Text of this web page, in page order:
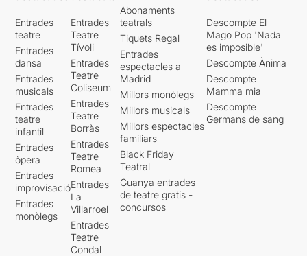
Entrades
teatre
Entrades
dansa
Entrades
musicals
Entrades
teatre
infantil
Entrades
òpera
Entrades
improvisació
Entrades
monòlegs
Entrades
Teatre
Tívoli
Entrades
Teatre
Coliseum
Entrades
Teatre
Borràs
Entrades
Teatre
Romea
Entrades
La
Villarroel
Entrades
Teatre
Condal
Abonaments
teatrals
Tiquets Regal
Entrades
espectacles a
Madrid
Millors monòlegs
Millors musicals
Millors espectacles
familiars
Black Friday
Teatral
Guanya entrades
de teatre gratis -
concursos
Descompte El
Mago Pop 'Nada
es imposible'
Descompte Ànima
Descompte
Mamma mia
Descompte
Germans de sang